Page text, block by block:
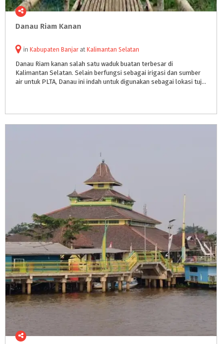
Danau Riam Kanan
in Kabupaten Banjarat Kalimantan Selatan
Danau Riam kanan salah satu waduk buatan terbesar di
Kalimantan Selatan. Selain berfungsi sebagai irigasi dan sumber
air untuk PLTA, Danau ini indah untuk digunakan sebagai lokasi tujuan wisata. Di danau pengunjung bisa berenang, dll